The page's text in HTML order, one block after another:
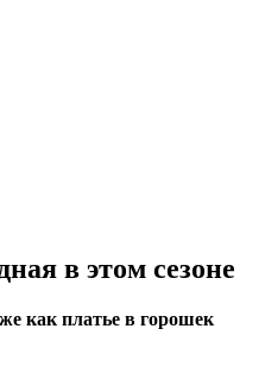
в этом сезоне
как платье в горошек